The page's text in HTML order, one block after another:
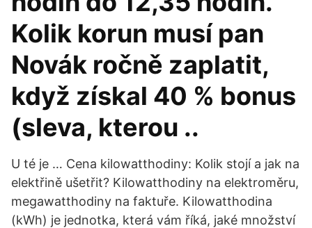
Kolik korun musí pan
Novák ročně zaplatit,
když získal 40 % bonus
(sleva, kterou ..
U té je … Cena kilowatthodiny: Kolik stojí a jak na
elektřině ušetřit? Kilowatthodiny na elektroměru,
megawatthodiny na faktuře. Kilowatthodina
(kWh) je jednotka, která vám říká, jaké množství